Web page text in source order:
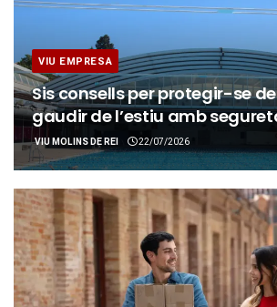
VIU EMPRESA
Sis consells per protegir-se
gaudir de l’estiu amb
VIU MOLINS DE REI 22/07/2026